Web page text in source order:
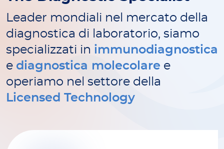
Leader mondiali nel mercato della
diagnostica di laboratorio, siamo
specializzati in immunodiagnostica
e diagnostica molecolare e
operiamo nel settore della
Licensed Technology